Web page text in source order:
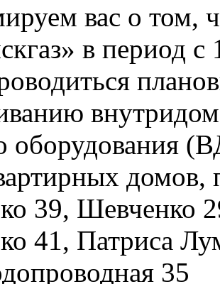
вас о том,
в период с
39, Шевченко
41, Патриса
35